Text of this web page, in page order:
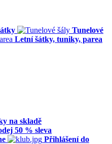
Tunelové
na skladě
50 % sleva